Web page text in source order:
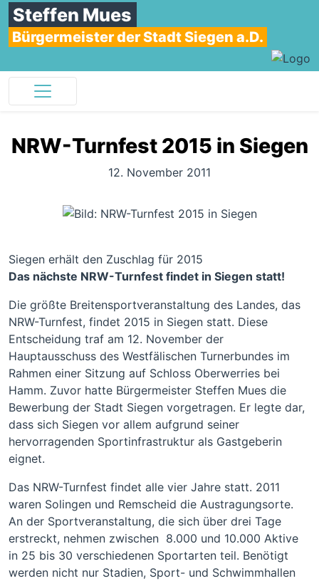
Steffen Mues
Bürgermeister der Stadt Siegen a.D.
NRW-Turnfest 2015 in Siegen
12. November 2011
Siegen erhält den Zuschlag für 2015
Das nächste NRW-Turnfest findet in Siegen statt!
Die größte Breitensportveranstaltung des Landes, das
NRW-Turnfest, findet 2015 in Siegen statt. Diese
Entscheidung traf am 12. November der
Hauptausschuss des Westfälischen Turnerbundes im
Rahmen einer Sitzung auf Schloss Oberwerries bei
Hamm. Zuvor hatte Bürgermeister Steffen Mues die
Bewerbung der Stadt Siegen vorgetragen. Er legte dar,
dass sich Siegen vor allem aufgrund seiner
hervorragenden Sportinfrastruktur als Gastgeberin
eignet.
Das NRW-Turnfest findet alle vier Jahre statt. 2011
waren Solingen und Remscheid die Austragungsorte.
An der Sportveranstaltung, die sich über drei Tage
erstreckt, nehmen zwischen 8.000 und 10.000 Aktive
in 25 bis 30 verschiedenen Sportarten teil. Benötigt
werden nicht nur Stadien, Sport- und Schwimmhallen